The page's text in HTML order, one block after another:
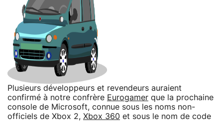
Plusieurs développeurs et revendeurs auraient
confirmé à notre confrère Eurogamer que la prochaine
console de Microsoft, connue sous les noms non-
officiels de Xbox 2, Xbox 360 et sous le nom de code